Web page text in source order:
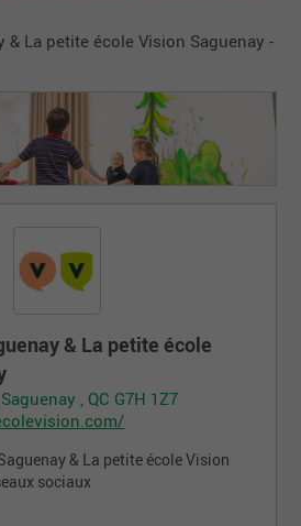
& La petite école Vision Saguenay -
& La petite école
, QC G7H 1Z7
& La petite école Vision
sociaux